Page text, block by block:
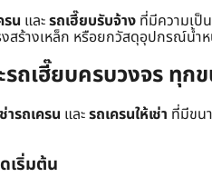
รน และรถเฮี๊ยบรับจ้าง ที่มีความเป็
สร้างเหล็ก หรือยกวัสดุอุปกรณ์น้ำ
รถเฮี๊ยบครบวงจร ทุก
ารถเครน และรถเครนให้เช่า ที่มีขน
เริ่มต้น